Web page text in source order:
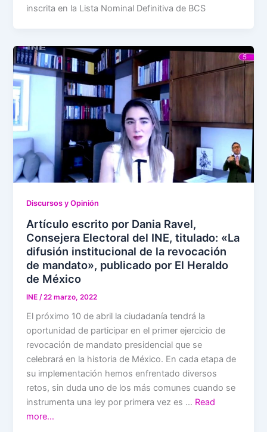
inscrita en la Lista Nominal Definitiva de BCS
Discursos y Opinión
Artículo escrito por Dania Ravel,
Consejera Electoral del INE, titulado: «La
difusión institucional de la revocación
de mandato», publicado por El Heraldo
de México
INE /22 marzo, 2022
El próximo 10 de abril la ciudadanía tendrá la
oportunidad de participar en el primer ejercicio de
revocación de mandato presidencial que se
celebrará en la historia de México. En cada etapa de
su implementación hemos enfrentado diversos
retos, sin duda uno de los más comunes cuando se
instrumenta una ley por primera vez es … Read
more…